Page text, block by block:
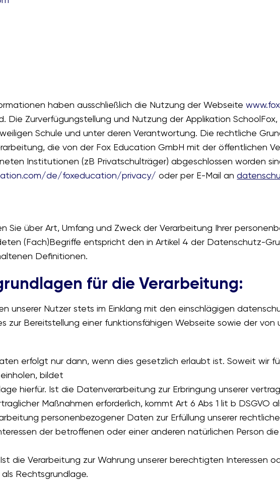
haben ausschließlich die Nutzung der Webseite
Die Zurverfügungstellung und Nutzung der Applikation SchoolFox,
Schule und unter deren Verantwortung. Die rechtliche
die von der Fox Education GmbH mit der öffentlichen
Institutionen (zB Privatschulträger) abgeschlossen worden
de/foxeducation/privacy/ oder per E-Mail an
Sie über Art, Umfang und Zweck der Verarbeitung Ihrer
(Fach)Begriffe entspricht den in Artikel 4 der Datenschutz-
Definitionen.
für die Verarbeitung:
unserer Nutzer stets im Einklang mit den einschlägigen
zur Bereitstellung einer funktionsfähigen Webseite sowie der
erfolgt nur dann, wenn dies gesetzlich erlaubt ist. Soweit wir
bildet
hierfür. Ist die Datenverarbeitung zur Erbringung unserer
Maßnahmen erforderlich, kommt Art 6 Abs 1 lit b DSGVO
personenbezogener Daten zur Erfüllung unserer
der betroffenen oder einer anderen natürlichen Person
die Verarbeitung zur Wahrung unserer berechtigten Interessen
Rechtsgrundlage.